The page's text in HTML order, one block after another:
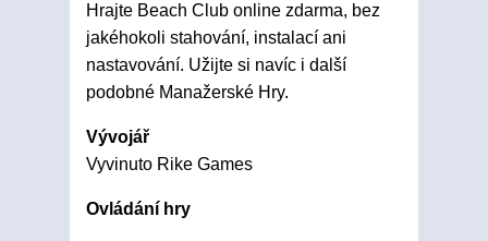
Hrajte Beach Club online zdarma, bez
jakéhokoli stahování, instalací ani
nastavování. Užijte si navíc i další
podobné Manažerské Hry.
Vývojář
Vyvinuto Rike Games
Ovládání hry